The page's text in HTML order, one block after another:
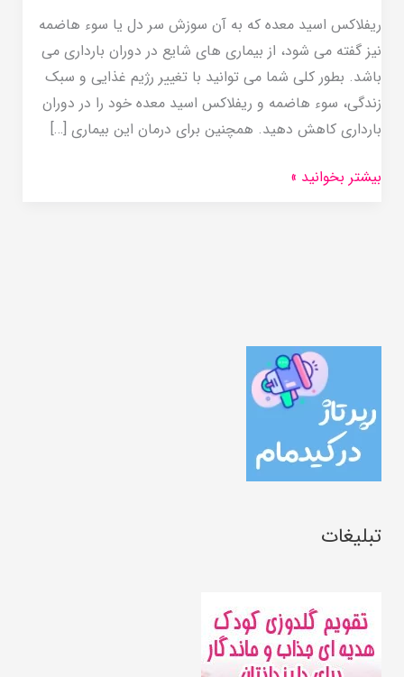
ریفلاکس اسید معده که به آن سوزش سر دل یا سوء هاضمه
نیز گفته می شود، از بیماری های شایع در دوران بارداری می
باشد. بطور کلی شما می توانید با تغییر رژیم غذایی و سبک
زندگی، سوء هاضمه و ریفلاکس اسید معده خود را در دوران
بارداری کاهش دهید. همچنین برای درمان این بیماری […]
بیشتر بخوانید »
تبلیغات